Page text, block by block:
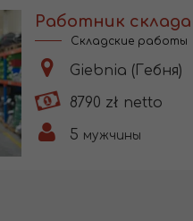
Работник склада
Складские работы
Giebnia (Гебня)
8790 zł netto
5 мужчины